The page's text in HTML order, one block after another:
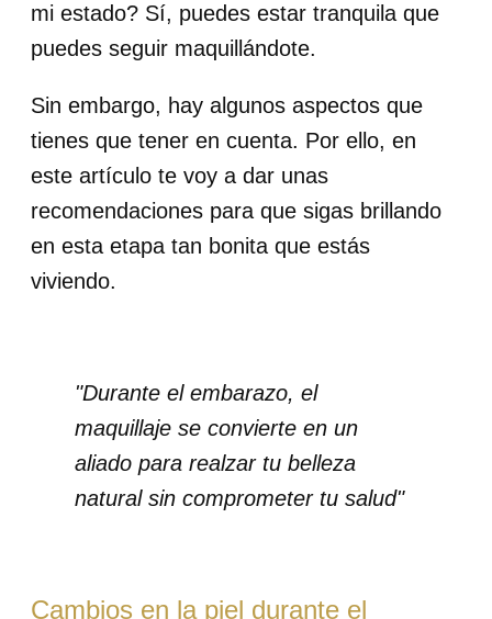
mi estado? Sí, puedes estar tranquila que
puedes seguir maquillándote.
Sin embargo, hay algunos aspectos que
tienes que tener en cuenta. Por ello, en
este artículo te voy a dar unas
recomendaciones para que sigas brillando
en esta etapa tan bonita que estás
viviendo.
"Durante el embarazo, el
maquillaje se convierte en un
aliado para realzar tu belleza
natural sin comprometer tu salud"
Cambios en la piel durante el